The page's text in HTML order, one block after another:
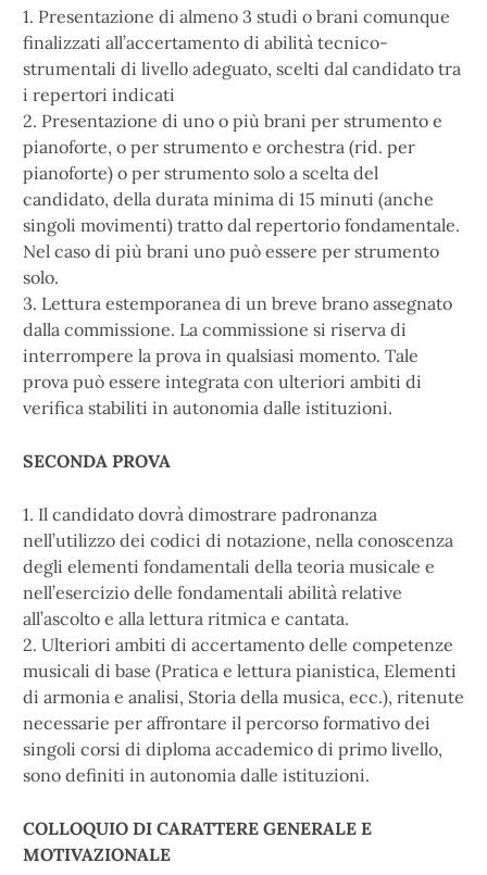
1. Presentazione di almeno 3 studi o brani comunque
finalizzati all’accertamento di abilità tecnico-
strumentali di livello adeguato, scelti dal candidato tra
i repertori indicati
2. Presentazione di uno o più brani per strumento e
pianoforte, o per strumento e orchestra (rid. per
pianoforte) o per strumento solo a scelta del
candidato, della durata minima di 15 minuti (anche
singoli movimenti) tratto dal repertorio fondamentale.
Nel caso di più brani uno può essere per strumento
solo.
3. Lettura estemporanea di un breve brano assegnato
dalla commissione. La commissione si riserva di
interrompere la prova in qualsiasi momento. Tale
prova può essere integrata con ulteriori ambiti di
verifica stabiliti in autonomia dalle istituzioni.
SECONDA PROVA
1. Il candidato dovrà dimostrare padronanza
nell’utilizzo dei codici di notazione, nella conoscenza
degli elementi fondamentali della teoria musicale e
nell’esercizio delle fondamentali abilità relative
all’ascolto e alla lettura ritmica e cantata.
2. Ulteriori ambiti di accertamento delle competenze
musicali di base (Pratica e lettura pianistica, Elementi
di armonia e analisi, Storia della musica, ecc.), ritenute
necessarie per affrontare il percorso formativo dei
singoli corsi di diploma accademico di primo livello,
sono definiti in autonomia dalle istituzioni.
COLLOQUIO DI CARATTERE GENERALE E
MOTIVAZIONALE